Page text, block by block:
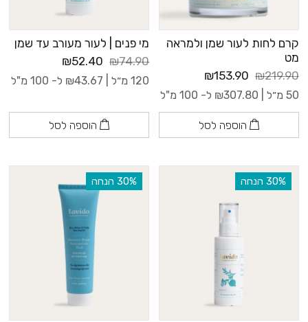
קרם לחות לעור שמן ולמראה
מט
₪219.90
₪153.90
50 מ״ל | ₪307.80 ל- 100 מ"ל
הוספה לסל
מי פנים | לעור מעורב עד שמן
₪74.90
₪52.40
120 מ״ל | ₪43.67 ל- 100 מ"ל
הוספה לסל
‫30% הנחה ‫30% הנחה